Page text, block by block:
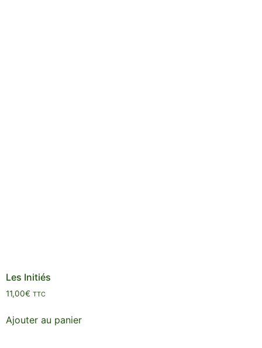
Les Initiés
11,00€ TTC
Ajouter au panier